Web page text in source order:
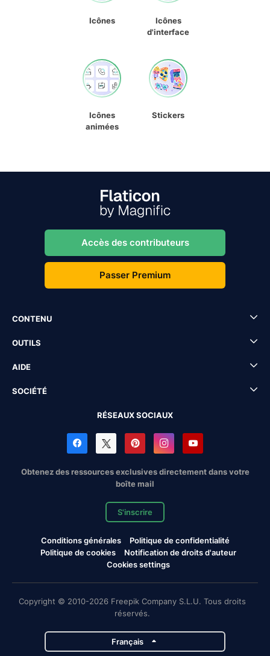
Icônes
Icônes
d'interface
Icônes
animées
Stickers
Accès des contributeurs
Passer Premium
CONTENU
OUTILS
AIDE
SOCIÉTÉ
RÉSEAUX SOCIAUX
Obtenez des ressources exclusives directement dans votre
boîte mail
S'inscrire
Conditions générales
Politique de confidentialité
Politique de cookies
Notification de droits d'auteur
Cookies settings
Copyright © 2010-2026 Freepik Company S.L.U. Tous droits
réservés.
Français